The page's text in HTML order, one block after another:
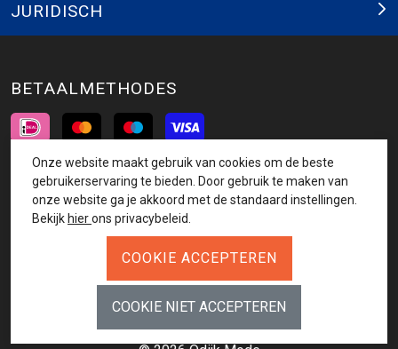
JURIDISCH
BETAALMETHODES
INSCHRIJVEN NIEUWSBRIEF
Onze website maakt gebruik van cookies om de beste
gebruikerservaring te bieden. Door gebruik te maken van
onze website ga je akkoord met de standaard instellingen.
Bekijk hierons privacybeleid.